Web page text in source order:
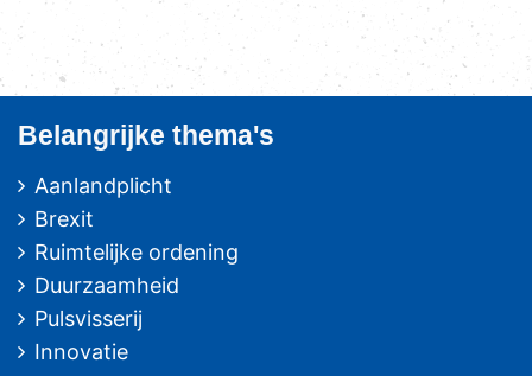
Belangrijke thema's
Aanlandplicht
Brexit
Ruimtelijke ordening
Duurzaamheid
Pulsvisserij
Innovatie